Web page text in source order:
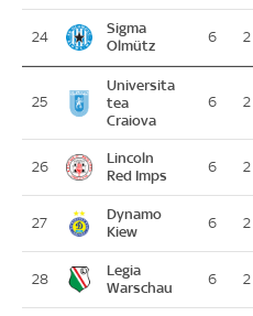
24
Sigma
Olmütz
6 2
25
Universita
tea
Craiova
6 2
26
Lincoln
Red Imps
6 2
27
Dynamo
Kiew
6 2
28
Legia
Warschau
6 2